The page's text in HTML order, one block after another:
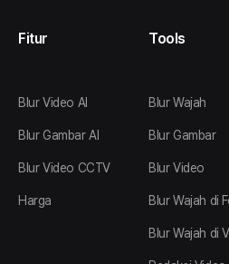
Fitur
Blur Video AI
Blur Gambar AI
Blur Video CCTV
Harga
Tools
Blur Wajah
Blur Gambar
Blur Video
Blur Wajah di
Blur Wajah di